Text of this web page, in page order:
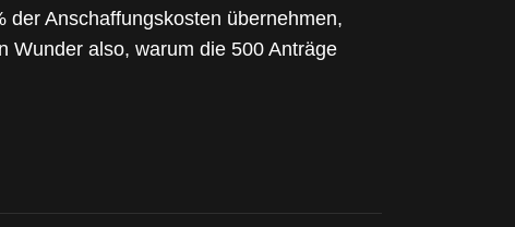
der Anschaffungskosten übernehmen,
Wunder also, warum die 500 Anträge